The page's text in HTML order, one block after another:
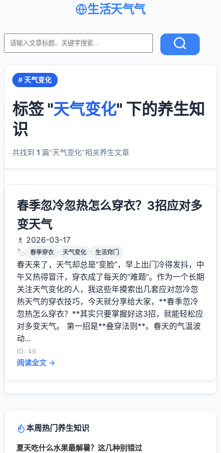
生活天气气
# 天气变化
标签 "天气变化" 下的养生知
识
共找到 1 篇“天气变化”相关养生文章
春季忽冷忽热怎么穿衣？3招应对多
变天气
♗ 2026-03-17
🏷️
春季穿衣 天气变化 生活窍门
春天来了，天气却总是“变脸”，早上出门冷得发抖，中
午又热得冒汗，穿衣成了每天的“难题”。作为一个长期
关注天气变化的人，我这些年摸索出几套应对忽冷忽
热天气的穿衣技巧，今天就分享给大家，**春季忽冷
忽热怎么穿衣？**其实只要掌握好这3招，就能轻松应
对多变天气。 第一招是**叠穿法则**。春天的气温波
动...
ID: 46
阅读全文 →
本周热门养生知识
夏天吃什么水果最解暑？这几种别错过